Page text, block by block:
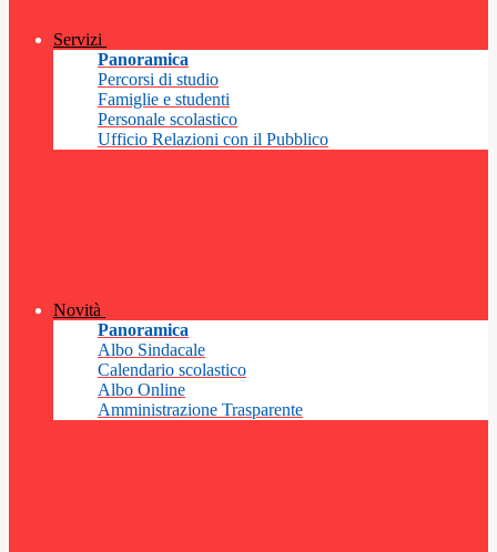
Servizi
Panoramica
Percorsi di studio
Famiglie e studenti
Personale scolastico
Ufficio Relazioni con il Pubblico
Novità
Panoramica
Albo Sindacale
Calendario scolastico
Albo Online
Amministrazione Trasparente